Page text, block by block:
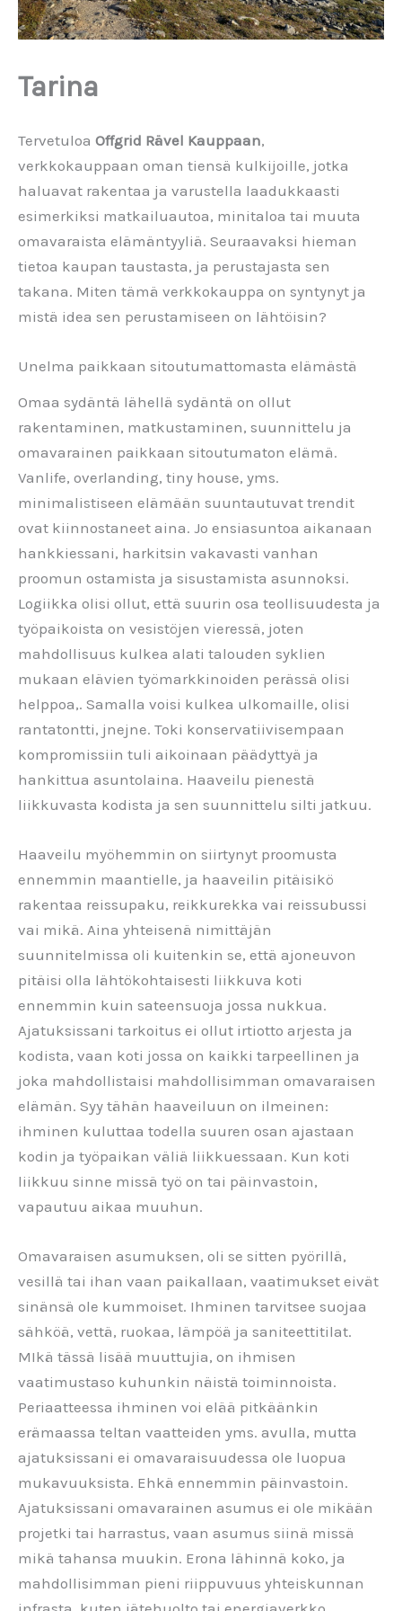
Tarina
Tervetuloa Offgrid Rävel Kauppaan,
verkkokauppaan oman tiensä kulkijoille, jotka
haluavat rakentaa ja varustella laadukkaasti
esimerkiksi matkailuautoa, minitaloa tai muuta
omavaraista elämäntyyliä. Seuraavaksi hieman
tietoa kaupan taustasta, ja perustajasta sen
takana. Miten tämä verkkokauppa on syntynyt ja
mistä idea sen perustamiseen on lähtöisin?
Unelma paikkaan sitoutumattomasta elämästä
Omaa sydäntä lähellä sydäntä on ollut
rakentaminen, matkustaminen, suunnittelu ja
omavarainen paikkaan sitoutumaton elämä.
Vanlife, overlanding, tiny house, yms.
minimalistiseen elämään suuntautuvat trendit
ovat kiinnostaneet aina. Jo ensiasuntoa aikanaan
hankkiessani, harkitsin vakavasti vanhan
proomun ostamista ja sisustamista asunnoksi.
Logiikka olisi ollut, että suurin osa teollisuudesta ja
työpaikoista on vesistöjen vieressä, joten
mahdollisuus kulkea alati talouden syklien
mukaan elävien työmarkkinoiden perässä olisi
helppoa,. Samalla voisi kulkea ulkomaille, olisi
rantatontti, jnejne. Toki konservatiivisempaan
kompromissiin tuli aikoinaan päädyttyä ja
hankittua asuntolaina. Haaveilu pienestä
liikkuvasta kodista ja sen suunnittelu silti jatkuu.
Haaveilu myöhemmin on siirtynyt proomusta
ennemmin maantielle, ja haaveilin pitäisikö
rakentaa reissupaku, reikkurekka vai reissubussi
vai mikä. Aina yhteisenä nimittäjän
suunnitelmissa oli kuitenkin se, että ajoneuvon
pitäisi olla lähtökohtaisesti liikkuva koti
ennemmin kuin sateensuoja jossa nukkua.
Ajatuksissani tarkoitus ei ollut irtiotto arjesta ja
kodista, vaan koti jossa on kaikki tarpeellinen ja
joka mahdollistaisi mahdollisimman omavaraisen
elämän. Syy tähän haaveiluun on ilmeinen:
ihminen kuluttaa todella suuren osan ajastaan
kodin ja työpaikan väliä liikkuessaan. Kun koti
liikkuu sinne missä työ on tai päinvastoin,
vapautuu aikaa muuhun.
Omavaraisen asumuksen, oli se sitten pyörillä,
vesillä tai ihan vaan paikallaan, vaatimukset eivät
sinänsä ole kummoiset. Ihminen tarvitsee suojaa
sähköä, vettä, ruokaa, lämpöä ja saniteettitilat.
MIkä tässä lisää muuttujia, on ihmisen
vaatimustaso kuhunkin näistä toiminnoista.
Periaatteessa ihminen voi elää pitkäänkin
erämaassa teltan vaatteiden yms. avulla, mutta
ajatuksissani ei omavaraisuudessa ole luopua
mukavuuksista. Ehkä ennemmin päinvastoin.
Ajatuksissani omavarainen asumus ei ole mikään
projetki tai harrastus, vaan asumus siinä missä
mikä tahansa muukin. Erona lähinnä koko, ja
mahdollisimman pieni riippuvuus yhteiskunnan